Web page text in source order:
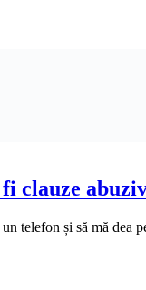
clauze
telefon și să mă dea